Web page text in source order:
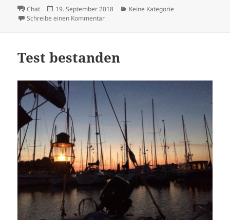
Format
Chat
Veröffentlicht
am
19. September 2018 Kategorien
Keine Kategorie
Schreibe einen Kommentarzu Bis zur Mittsommernacht wird es nun
Test bestanden